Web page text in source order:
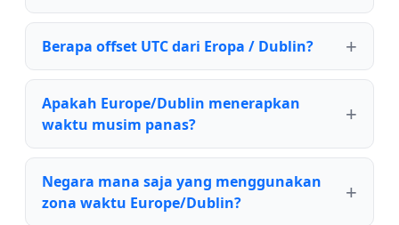
Berapa offset UTC dari Eropa / Dublin?
Apakah Europe/Dublin menerapkan
waktu musim panas?
Negara mana saja yang menggunakan
zona waktu Europe/Dublin?